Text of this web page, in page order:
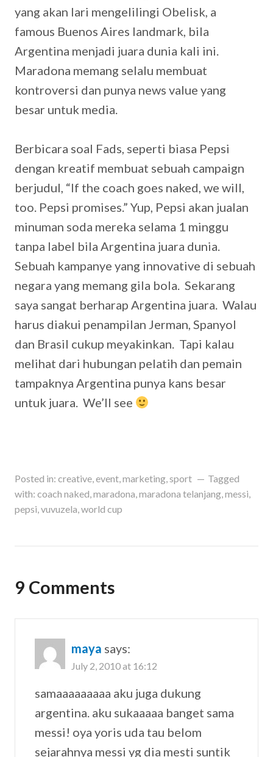
yang akan lari mengelilingi Obelisk, a
famous Buenos Aires landmark, bila
Argentina menjadi juara dunia kali ini.
Maradona memang selalu membuat
kontroversi dan punya news value yang
besar untuk media.
Berbicara soal Fads, seperti biasa Pepsi
dengan kreatif membuat sebuah campaign
berjudul, “If the coach goes naked, we will,
too. Pepsi promises.” Yup, Pepsi akan jualan
minuman soda mereka selama 1 minggu
tanpa label bila Argentina juara dunia.
Sebuah kampanye yang innovative di sebuah
negara yang memang gila bola. Sekarang
saya sangat berharap Argentina juara. Walau
harus diakui penampilan Jerman, Spanyol
dan Brasil cukup meyakinkan. Tapi kalau
melihat dari hubungan pelatih dan pemain
tampaknya Argentina punya kans besar
untuk juara. We’ll see
Posted in: creative,event,marketing,sport
Tagged
with: coach naked,maradona,maradona telanjang,messi,
pepsi,vuvuzela,world cup
9 Comments
maya says:
July 2, 2010 at 16:12
samaaaaaaaaa aku juga dukung
argentina. aku sukaaaaa banget sama
messi! oya yoris uda tau belom
sejarahnya messi yg dia mesti suntik